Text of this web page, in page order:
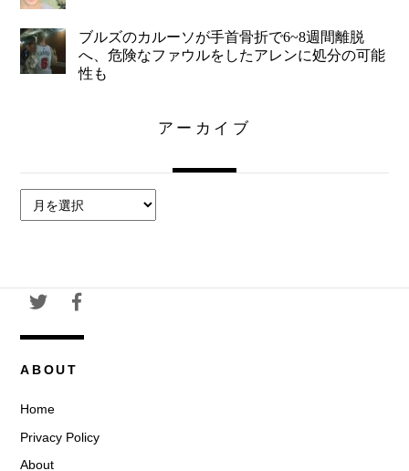
ブルズのカルーソが手首骨折で6~8週間離脱
へ、危険なファウルをしたアレンに処分の可能
性も
アーカイブ
ー
ブ
ABOUT
Home
Privacy Policy
About